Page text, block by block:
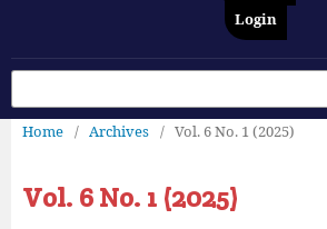
Login
Home / Archives / Vol. 6 No. 1 (2025)
Vol. 6 No. 1 (2025)